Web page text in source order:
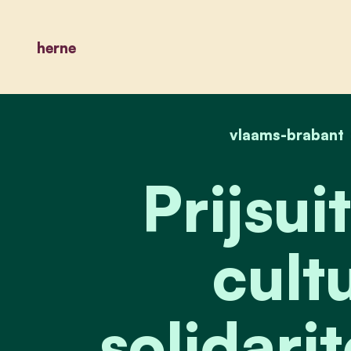
herne
vlaams-brabant